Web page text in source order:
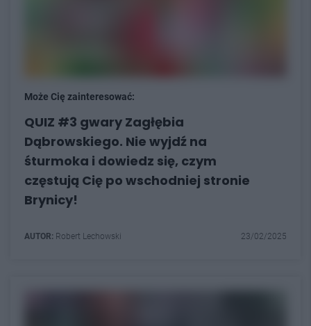
Może Cię zainteresować:
QUIZ #3 gwary Zagłębia
Dąbrowskiego. Nie wyjdź na
śturmoka i dowiedz się, czym
częstują Cię po wschodniej stronie
Brynicy!
AUTOR: Robert Lechowski 23/02/2025